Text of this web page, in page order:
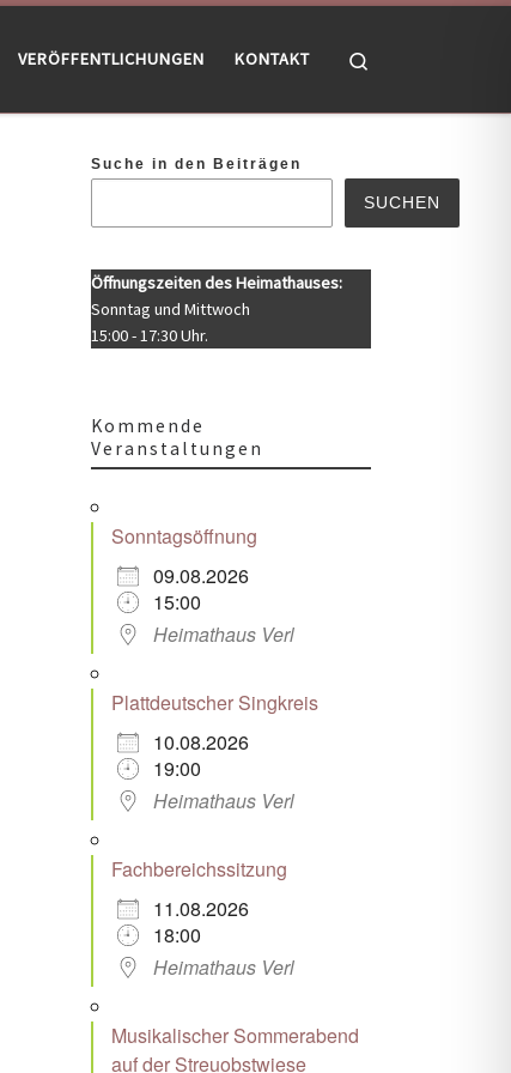
VERÖFFENTLICHUNGEN KONTAKT
Office 365
Suche in den Beiträgen
SUCHEN
Öffnungszeiten des Heimathauses:
Sonntag und Mittwoch
15:00 - 17:30 Uhr.
Kommende
Veranstaltungen
Sonntagsöffnung
09.08.2026
15:00
Heimathaus Verl
Plattdeutscher Singkreis
10.08.2026
19:00
Heimathaus Verl
Fachbereichssitzung
11.08.2026
18:00
Heimathaus Verl
Musikalischer Sommerabend
auf der Streuobstwiese